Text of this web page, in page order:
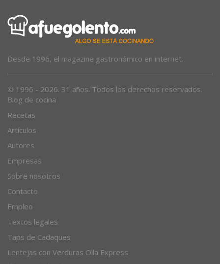
Blog de cocina
Recetas
Artículos
Autores
Empresas
Sobre nosotros
Contacto
Empleo
Textos legales
Taps de Cadaques